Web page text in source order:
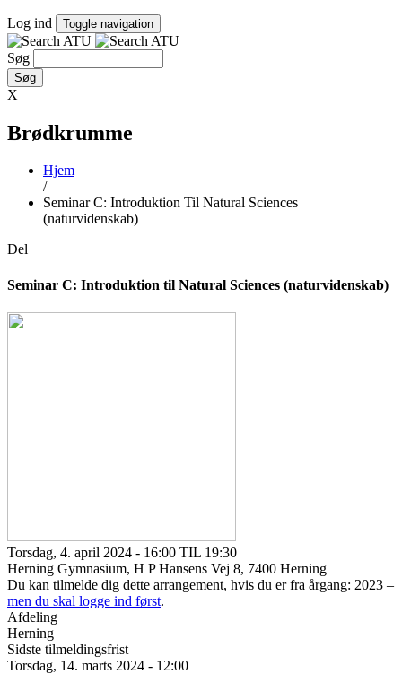
Log ind Toggle navigation
Søg
X
Brødkrumme
Hjem
/
Seminar C: Introduktion Til Natural Sciences
(naturvidenskab)
Del
Seminar C: Introduktion til Natural Sciences (naturvidenskab)
Torsdag, 4. april 2024 - 16:00 TIL 19:30
Herning Gymnasium, H P Hansens Vej 8, 7400 Herning
Du kan tilmelde dig dette arrangement, hvis du er fra årgang: 2023 –
men du skal logge ind først.
Afdeling
Herning
Sidste tilmeldingsfrist
Torsdag, 14. marts 2024 - 12:00